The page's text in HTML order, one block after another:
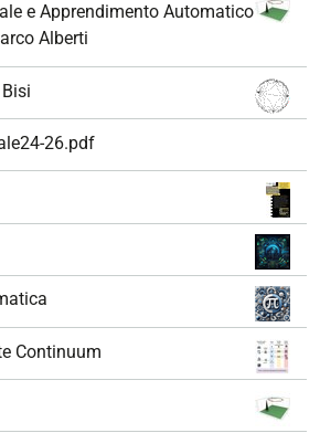
e Apprendimento Automatico
Alberti
26.pdf
Continuum